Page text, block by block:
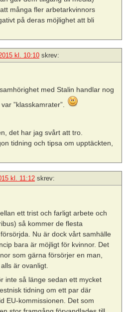
många fler arbetarkvinnors
på deras möjlighet att bli
kl. 10:10 skrev:
med Stalin handlar nog
”klasskamrater”.
det har jag svårt att tro.
tidning och tipsa om upptäckten,
kl. 11:12 skrev:
ett trist och farligt arbete och
så kommer de flesta
Nu är dock vårt samhälle
bara är möjligt för kvinnor. Det
som gärna försörjer en man,
är ovanligt.
inte så länge sedan ett mycket
tidning om ett par där
EU-kommissionen. Det som